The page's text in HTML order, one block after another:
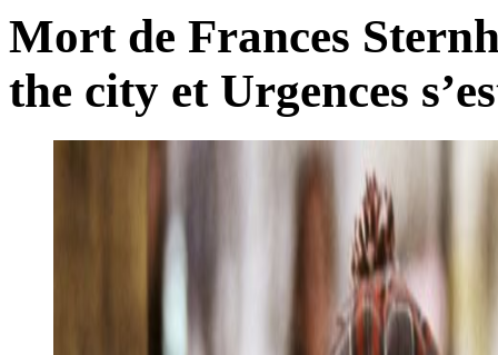
Mort de Frances
the city et Urgences